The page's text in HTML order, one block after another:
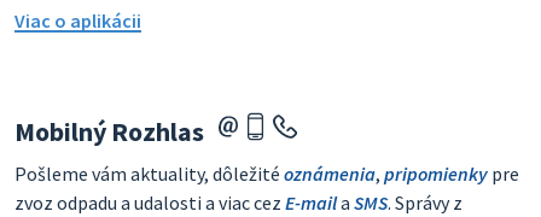
Viac o aplikácii
Mobilný Rozhlas
Pošleme vám aktuality, dôležité oznámenia, pripomienky pre
zvoz odpadu a udalosti a viac cez E-maila SMS. Správy z